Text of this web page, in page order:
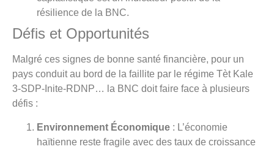
résilience de la BNC.
Défis et Opportunités
Malgré ces signes de bonne santé financière, pour un
pays conduit au bord de la faillite par le régime Tèt Kale
3-SDP-Inite-RDNP… la BNC doit faire face à plusieurs
défis :
Environnement Économique : L’économie
haïtienne reste fragile avec des taux de croissance